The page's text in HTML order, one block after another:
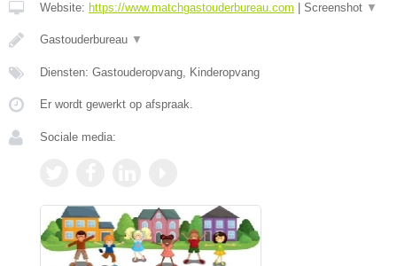
Website: https://www.matchgastouderbureau.com Screenshot ▼
Gastouderbureau ▼
Diensten: Gastouderopvang, Kinderopvang
Er wordt gewerkt op afspraak.
Sociale media: